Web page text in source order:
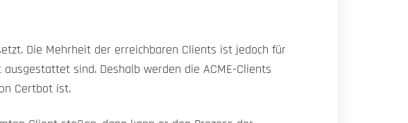
Die Mehrheit der erreichbaren Clients ist jedoch für
sind. Deshalb werden die ACME-Clients
Certbot ist.